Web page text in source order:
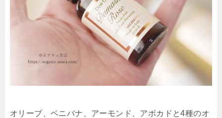
オリーブ、ベニバナ、アーモンド、アボカドと4種のオ